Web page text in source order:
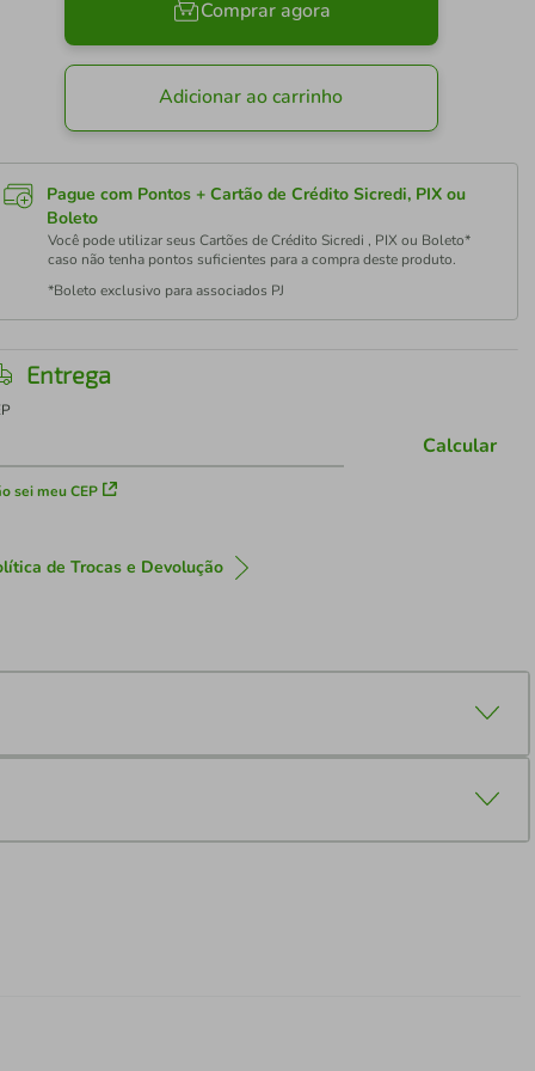
Comprar agora
Adicionar ao carrinho
Pague com Pontos + Cartão de Crédito Sicredi, PIX ou
Boleto
Você pode utilizar seus Cartões de Crédito Sicredi , PIX ou Boleto*
caso não tenha pontos suficientes para a compra deste produto.
*Boleto exclusivo para associados PJ
Entrega
sei meu CEP
Calcular
de Trocas e Devolução